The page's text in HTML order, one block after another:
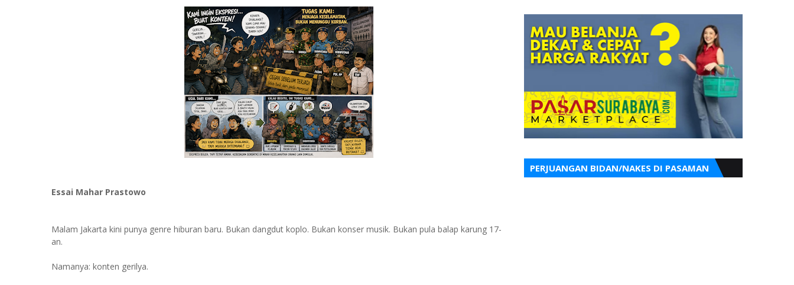
Essai Mahar Prastowo
Malam Jakarta kini punya genre hiburan baru. Bukan dangdut koplo. Bukan konser musik. Bukan pula balap karung 17-
an.
Namanya: konten gerilya.
PERJUANGAN BIDAN/NAKES DI PASAMAN